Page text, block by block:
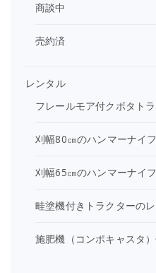
商談中
売約済
レンタル
フレールモア付クボタト
刈幅80㎝のハンマーナイ
刈幅65㎝のハンマーナイ
畦塗機付きトラクターの
施肥機（コンポキャスタ